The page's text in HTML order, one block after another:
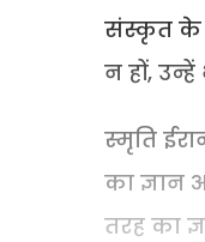
संस्कृत के
न हों,
स्मृति
का ज्ञान
तरह का